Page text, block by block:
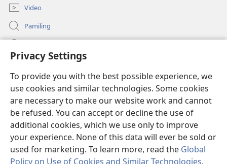
Privacy Settings
To provide you with the best possible experience, we
use cookies and similar technologies. Some cookies
are necessary to make our website work and cannot
be refused. You can accept or decline the use of
additional cookies, which we use only to improve
your experience. None of this data will ever be sold or
used for marketing. To learn more, read the Global
Policy on Use of Cookies and Similar Technologies.
Video
Pamiling
(opens
window)Watchtower ONLINE LIBRARY
(opens
new
window)JW Hub ®
(opens
new
window)